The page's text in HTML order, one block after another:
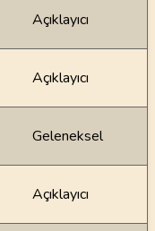
Açıklayıcı
Açıklayıcı
Geleneksel
Açıklayıcı